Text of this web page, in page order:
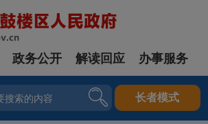
政务公开 解读回应 办事服务
长者模式